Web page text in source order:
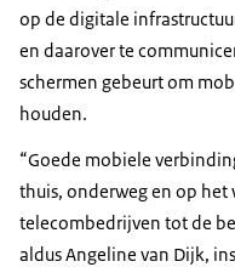
op de digitale
en daarover te
schermen gebeurt om
houden.
“Goede mobiele
thuis, onderweg en op het
telecombedrijven tot de
aldus Angeline van Dijk,